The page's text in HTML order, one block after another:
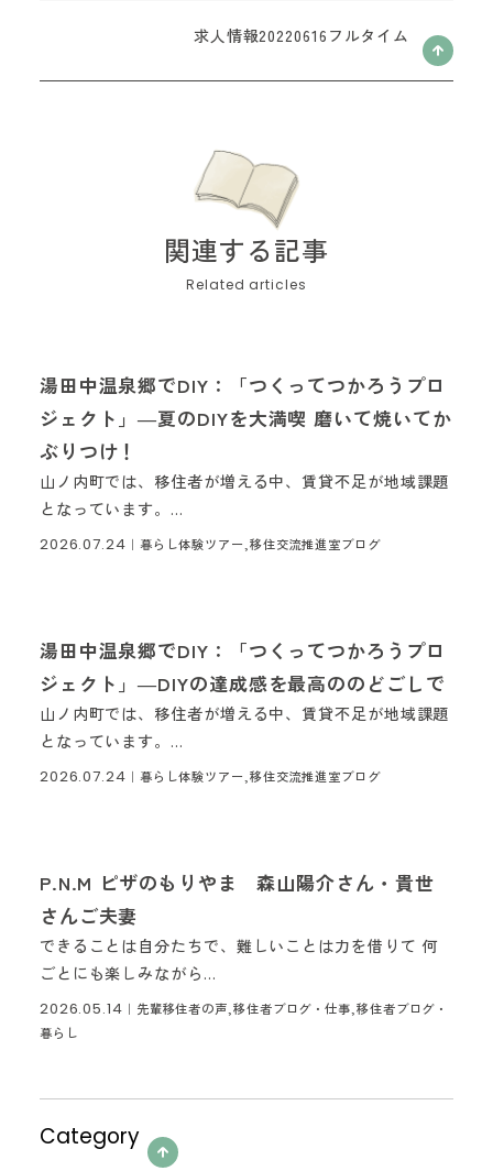
求人情報20220616フルタイム
関連する記事
湯田中温泉郷でDIY：「つくってつかろうプロ
ジェクト」―夏のDIYを大満喫 磨いて焼いてか
ぶりつけ！
山ノ内町では、移住者が増える中、賃貸不足が地域課題
となっています。...
2026.07.24 ｜ 暮らし体験ツアー,移住交流推進室ブログ
湯田中温泉郷でDIY：「つくってつかろうプロ
ジェクト」―DIYの達成感を最高ののどごしで
山ノ内町では、移住者が増える中、賃貸不足が地域課題
となっています。...
2026.07.24 ｜ 暮らし体験ツアー,移住交流推進室ブログ
P.N.M ピザのもりやま 森山陽介さん・貴世
さんご夫妻
できることは自分たちで、難しいことは力を借りて 何
ごとにも楽しみながら...
2026.05.14 ｜ 先輩移住者の声,移住者ブログ・仕事,移住者ブログ・
暮らし
Category